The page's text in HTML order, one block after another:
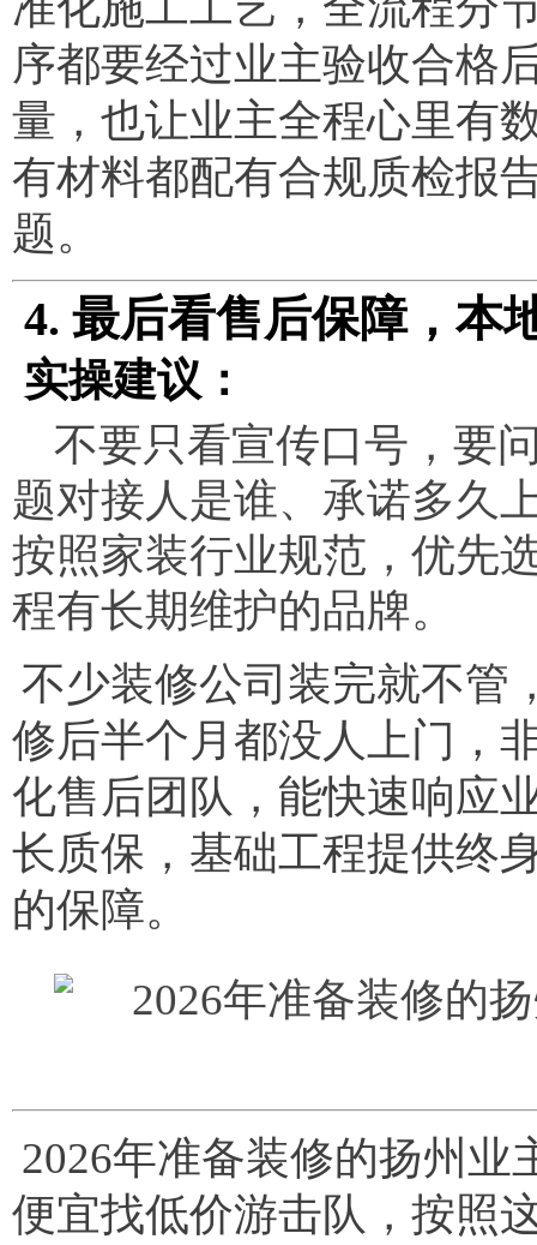
序都要经过业主验收合格
量，也让业主全程心里有
有材料都配有合规质检报
题。
4. 最后看售后保障，本
实操建议：
不要只看宣传口号，要
题对接人是谁、承诺多久
按照家装行业规范，优先
程有长期维护的品牌。
不少装修公司装完就不管
修后半个月都没人上门，
化售后团队，能快速响应
长质保，基础工程提供终
的保障。
2026年准备装修的扬州
便宜找低价游击队，按照